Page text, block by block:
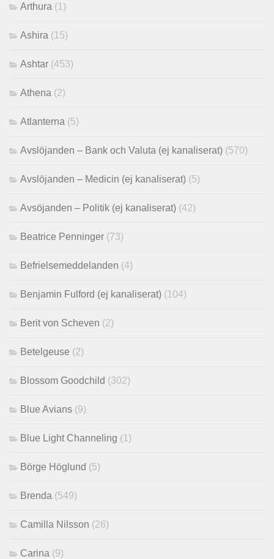
Arthura (1)
Ashira (15)
Ashtar (453)
Athena (2)
Atlanterna (5)
Avslöjanden – Bank och Valuta (ej kanaliserat) (570)
Avslöjanden – Medicin (ej kanaliserat) (5)
Avsöjanden – Politik (ej kanaliserat) (42)
Beatrice Penninger (73)
Befrielsemeddelanden (4)
Benjamin Fulford (ej kanaliserat) (104)
Berit von Scheven (2)
Betelgeuse (2)
Blossom Goodchild (302)
Blue Avians (9)
Blue Light Channeling (1)
Börge Höglund (5)
Brenda (549)
Camilla Nilsson (26)
Carina (9)